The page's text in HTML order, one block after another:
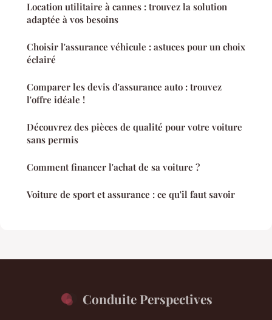
Location utilitaire à cannes : trouvez la solution
adaptée à vos besoins
Choisir l'assurance véhicule : astuces pour un choix
éclairé
Comparer les devis d'assurance auto : trouvez
l'offre idéale !
Découvrez des pièces de qualité pour votre voiture
sans permis
Comment financer l'achat de sa voiture ?
Voiture de sport et assurance : ce qu'il faut savoir
Conduite Perspectives